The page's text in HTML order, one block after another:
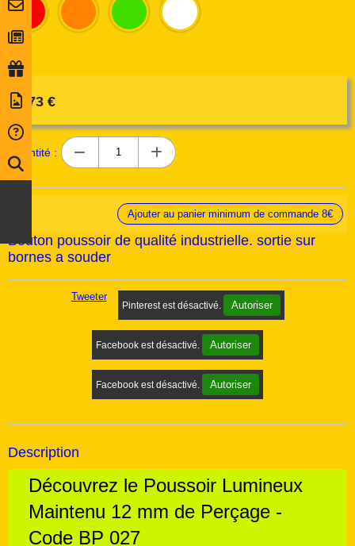
3,73 €
Quantité :
Ajouter au panier minimum de commande 8€
Bouton poussoir de qualité industrielle. sortie sur
bornes a souder
Tweeter
Pinterest est désactivé. Autoriser
Facebook est désactivé. Autoriser
Facebook est désactivé. Autoriser
Description
Découvrez le Poussoir Lumineux
Maintenu 12 mm de Perçage -
Code BP 027